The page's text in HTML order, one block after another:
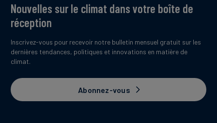
Nouvelles sur le climat dans votre boîte de
réception
Inscrivez-vous pour recevoir notre bulletin mensuel gratuit sur les
dernières tendances, politiques et innovations en matière de
climat.
Abonnez-vous